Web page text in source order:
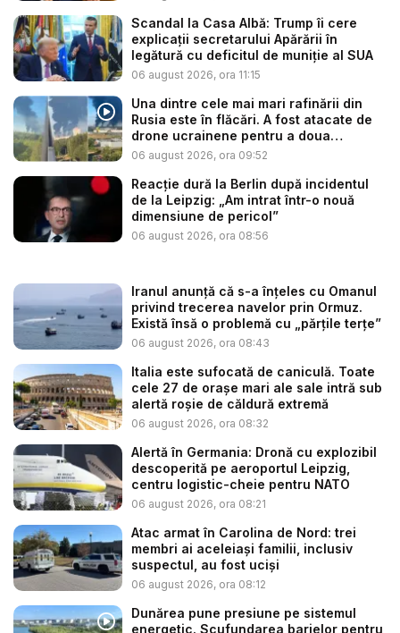
Scandal la Casa Albă: Trump îi cere
explicații secretarului Apărării în
legătură cu deficitul de muniție al SUA
06 august 2026, ora 11:15
Una dintre cele mai mari rafinării din
Rusia este în flăcări. A fost atacate de
drone ucrainene pentru a doua
noapte...
06 august 2026, ora 09:52
Reacție dură la Berlin după incidentul
de la Leipzig: „Am intrat într-o nouă
dimensiune de pericol”
06 august 2026, ora 08:56
Iranul anunță că s-a înțeles cu Omanul
privind trecerea navelor prin Ormuz.
Există însă o problemă cu „părțile terțe”
06 august 2026, ora 08:43
Italia este sufocată de caniculă. Toate
cele 27 de oraşe mari ale sale intră sub
alertă roșie de căldură extremă
06 august 2026, ora 08:32
Alertă în Germania: Dronă cu explozibil
descoperită pe aeroportul Leipzig,
centru logistic-cheie pentru NATO
06 august 2026, ora 08:21
Atac armat în Carolina de Nord: trei
membri ai aceleiași familii, inclusiv
suspectul, au fost uciși
06 august 2026, ora 08:12
Dunărea pune presiune pe sistemul
energetic. Scufundarea barjelor pentru